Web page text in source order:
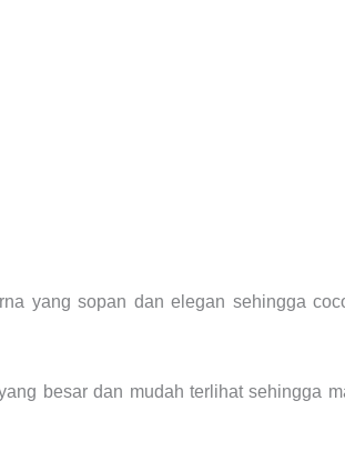
yang sopan dan elegan sehingga
besar dan mudah terlihat sehingga